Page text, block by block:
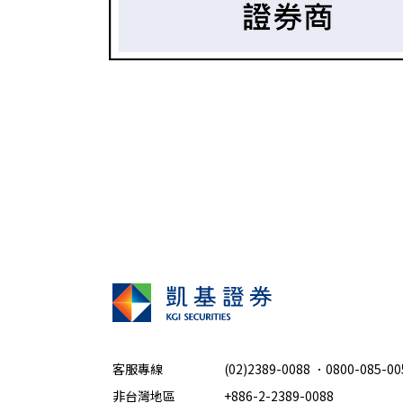
客服專線 (02)2389-0088 ．0800-085-
非台灣地區
+886-2-2389-0088